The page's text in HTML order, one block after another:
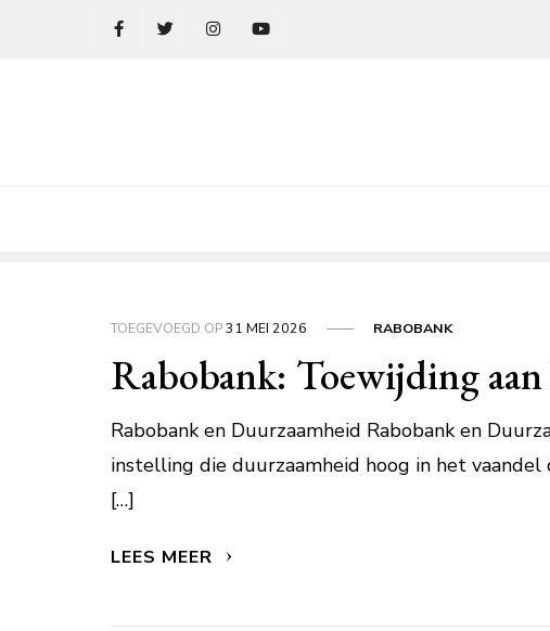
TOEGEVOEGD OP31 MEI 2026 RABOBANK
Rabobank: Toewijding
Rabobank en Duurzaamheid Rabobank en
instelling die duurzaamheid hoog in het
[…]
LEES MEER